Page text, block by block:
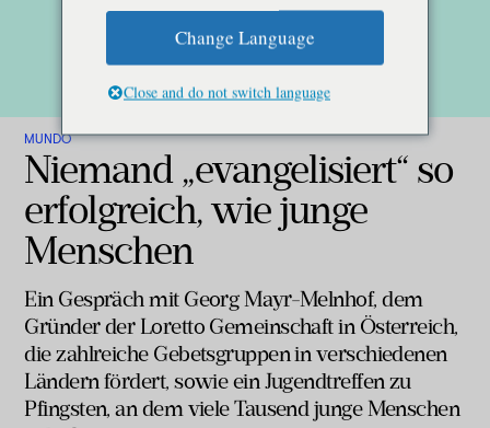
MUNDO
Niemand „evangelisiert“ so
erfolgreich, wie junge
Menschen
Ein Gespräch mit Georg Mayr-Melnhof, dem
Gründer der Loretto Gemeinschaft in Österreich,
die zahlreiche Gebetsgruppen in verschiedenen
Ländern fördert, sowie ein Jugendtreffen zu
Pfingsten, an dem viele Tausend junge Menschen
Change Language
Close and do not switch language